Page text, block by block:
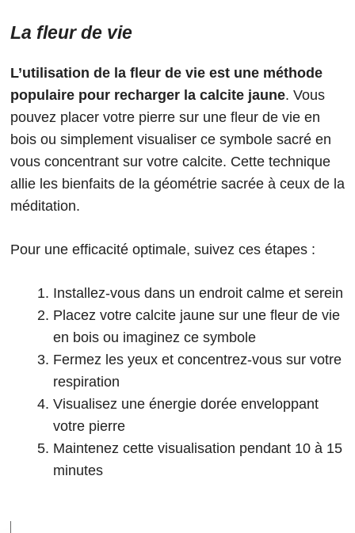
La fleur de vie
L’utilisation de la fleur de vie est une méthode
populaire pour recharger la calcite jaune. Vous
pouvez placer votre pierre sur une fleur de vie en
bois ou simplement visualiser ce symbole sacré en
vous concentrant sur votre calcite. Cette technique
allie les bienfaits de la géométrie sacrée à ceux de la
méditation.
Pour une efficacité optimale, suivez ces étapes :
Installez-vous dans un endroit calme et serein
Placez votre calcite jaune sur une fleur de vie
en bois ou imaginez ce symbole
Fermez les yeux et concentrez-vous sur votre
respiration
Visualisez une énergie dorée enveloppant
votre pierre
Maintenez cette visualisation pendant 10 à 15
minutes